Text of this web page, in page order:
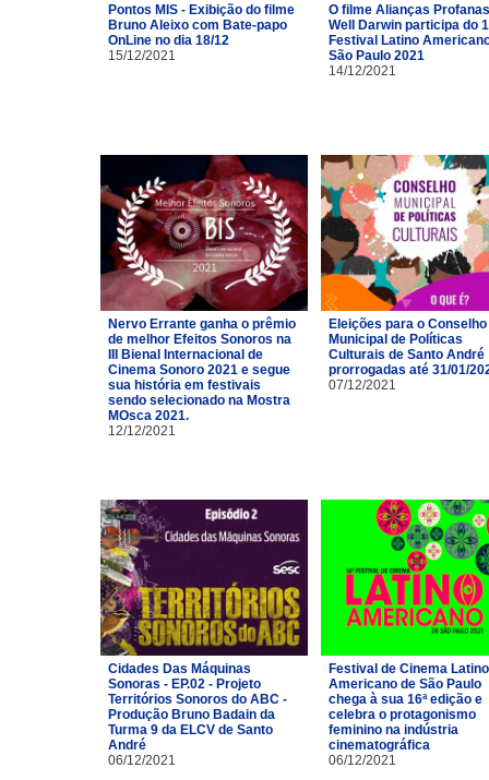
Pontos MIS - Exibição do filme
Bruno Aleixo com Bate-papo
OnLine no dia 18/12
15/12/2021
O filme Alianças
Well Darwin participa do
Festival Latino
São Paulo 2021
14/12/2021
Nervo Errante ganha o prêmio
de melhor Efeitos Sonoros na
III Bienal Internacional de
Cinema Sonoro 2021 e segue
sua história em festivais
sendo selecionado na Mostra
MOsca 2021.
12/12/2021
Eleições para o Conselho
Municipal de Políticas
Culturais de Santo André
prorrogadas até 31/01/
07/12/2021
Cidades Das Máquinas
Sonoras - EP.02 - Projeto
Territórios Sonoros do ABC -
Produção Bruno Badain da
Turma 9 da ELCV de Santo
André
06/12/2021
Festival de Cinema
Americano de São Paulo
chega à sua 16ª edição e
celebra o protagonismo
feminino na indústria
cinematográfica
06/12/2021